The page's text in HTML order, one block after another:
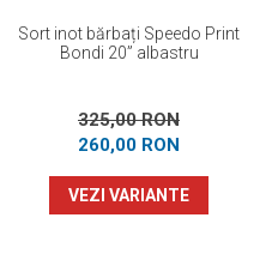
Sort inot bărbați Speedo Print
Bondi 20” albastru
325,00 RON
260,00 RON
VEZI VARIANTE